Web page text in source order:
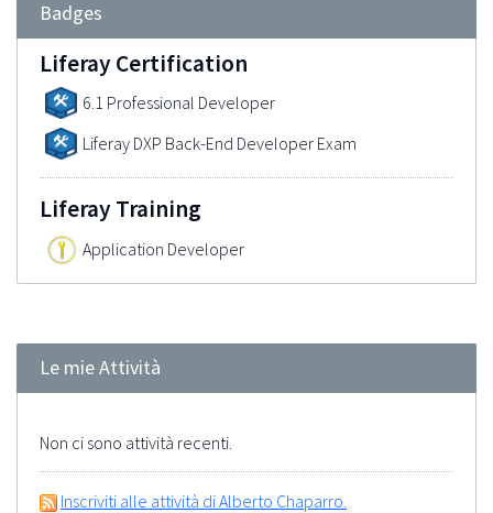
Badges
Liferay Certification
6.1 Professional Developer
Liferay DXP Back-End Developer Exam
Liferay Training
Application Developer
Le mie Attività
Non ci sono attività recenti.
Inscriviti alle attività di Alberto Chaparro.